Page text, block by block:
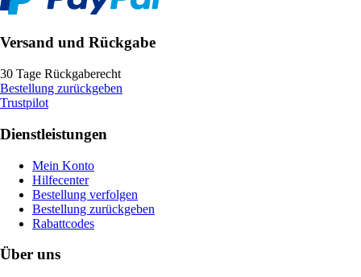
Versand und Rückgabe
30 Tage Rückgaberecht
Bestellung zurückgeben
Trustpilot
Dienstleistungen
Mein Konto
Hilfecenter
Bestellung verfolgen
Bestellung zurückgeben
Rabattcodes
Über uns